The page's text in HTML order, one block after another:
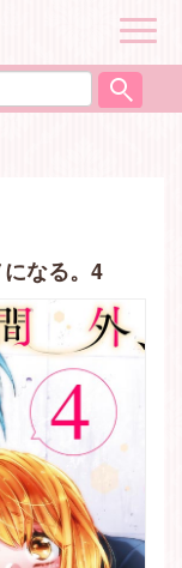
作
品
ナ
ゲ
ー
なる。4